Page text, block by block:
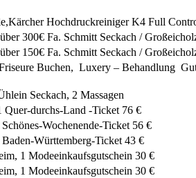
Hochdruckreiniger K4 Full
300€ Fa. Schmitt Seckach /
150€ Fa. Schmitt Seckach /
Buchen, Luxery – Behandlung
Seckach, 2 Massagen
Quer-durchs-Land -Ticket 76 €
Wochenende-Ticket 56 €
Württemberg-Ticket 43 €
1 Modeeinkaufsgutschein 30 €
1 Modeeinkaufsgutschein 30 €